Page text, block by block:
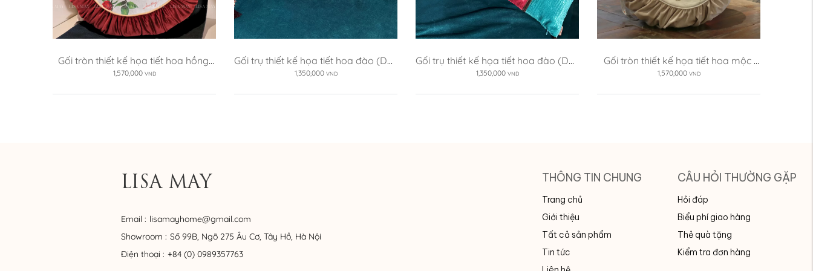
Gối tròn thiết kế họa tiết hoa hồng
(DG-HH12b)
1,570,000 VND
Gối trụ thiết kế họa tiết hoa đào (DG-
HD8b)
1,350,000 VND
Gối trụ thiết kế họa tiết hoa đào (DG-
HD8a)
1,350,000 VND
Gối tròn thiết kế họa tiết hoa mộc
lan (DG-ML04e)
1,570,000 VND
LISA MAY
Email : lisamayhome@gmail.com
Showroom : Số 99B, Ngõ 275 Âu Cơ, Tây Hồ, Hà Nội
Điện thoại : +84 (0) 0989357763
THÔNG TIN CHUNG
Trang chủ
Giới thiệu
Tất cả sản phẩm
Tin tức
CÂU HỎI THƯỜNG GẶP
Hỏi đáp
Biểu phí giao hàng
Thẻ quà tặng
Kiểm tra đơn hàng